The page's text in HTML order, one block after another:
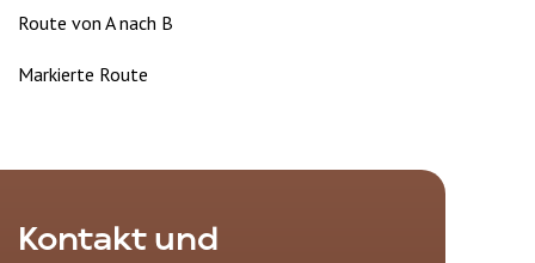
Route von A nach B
Markierte Route
Kontakt und